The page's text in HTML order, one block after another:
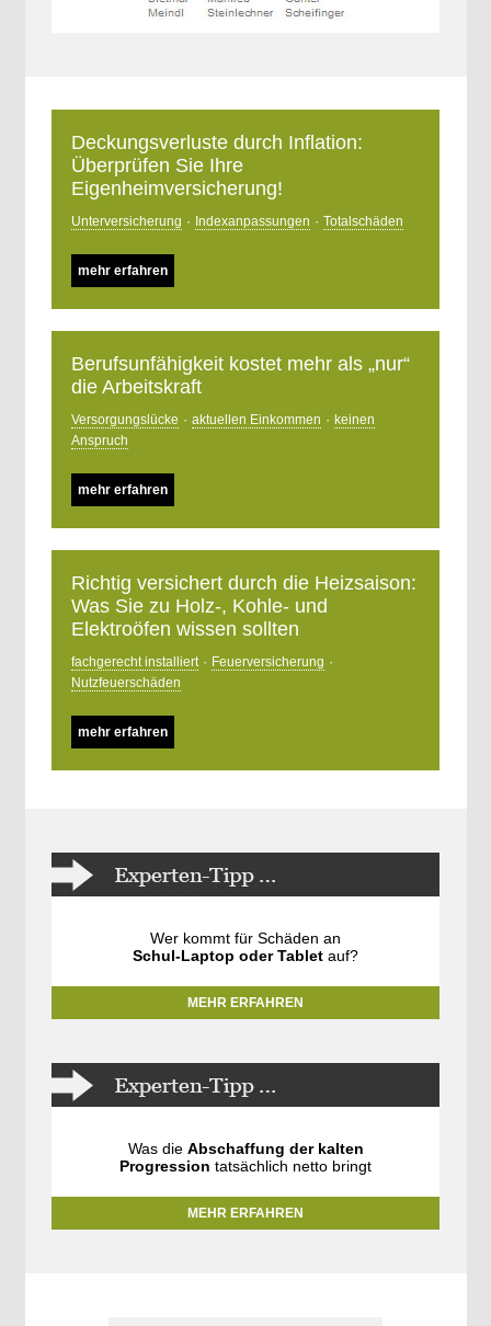
Deckungsverluste durch Inflation:
Überprüfen Sie Ihre
Eigenheimversicherung!
Unterversicherung · Indexanpassungen · Totalschäden
mehr erfahren
Berufsunfähigkeit kostet mehr als „nur“
die Arbeitskraft
Versorgungslücke · aktuellen Einkommen · keinen
Anspruch
mehr erfahren
Richtig versichert durch die Heizsaison:
Was Sie zu Holz-, Kohle- und
Elektroöfen wissen sollten
fachgerecht installiert· Feuerversicherung ·
Nutzfeuerschäden
mehr erfahren
Wer kommt für Schäden an
Schul-Laptop oder Tablet auf?
MEHR ERFAHREN
Was die Abschaffung der kalten
Progression tatsächlich netto bringt
MEHR ERFAHREN